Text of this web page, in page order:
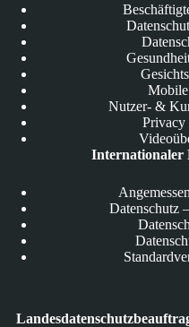
Mobile
Nutzer- &
Privacy
Internationaler
Datenschutz